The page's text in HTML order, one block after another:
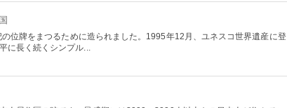
位牌をまつるために造られました。1995年12月、ユネスコ世界遺産に登
に長く続くシンプル...